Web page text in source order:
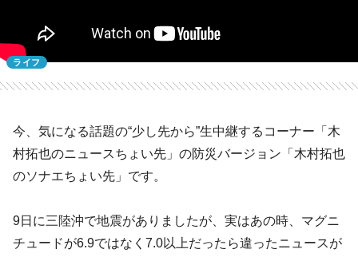
ライフ
今、気になる話題の“少し先から”生中継するコーナー「木
村拓也のニュースちょい先」の防災バージョン「木村拓也
のソナエちょい先」です。
9日に三陸沖で地震がありましたが、実はあの時、マグニ
チュードが6.9ではなく7.0以上だったら違ったニュースが